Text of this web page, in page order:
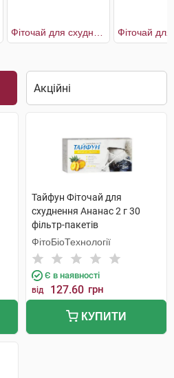
Тайфун Фіточай для
схуднення Ананас 2 г 30
фільтр-пакетів
ФітоБіоТехнології
Є в наявності
від 127.60 грн
КУПИТИ